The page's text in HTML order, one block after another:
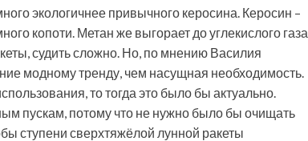
экологичнее привычного керосина. Керосин –
копоти. Метан же выгорает до углекислого газа
судить сложно. Но, по мнению Василия
модному тренду, чем насущная необходимость.
то тогда это было бы актуально.
пускам, потому что не нужно было бы очищать
ступени сверхтяжёлой лунной ракеты